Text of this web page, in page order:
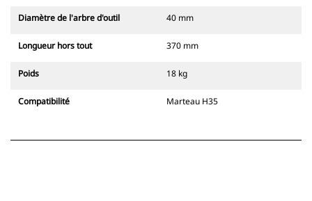
Diamètre de l'arbre d'outil 40 mm
Longueur hors tout 370 mm
Poids 18 kg
Compatibilité Marteau H35